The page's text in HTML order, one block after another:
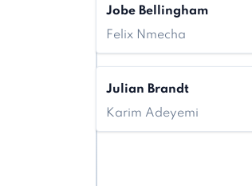
Jobe Bellingham
Felix Nmecha
Julian Brandt
Karim Adeyemi